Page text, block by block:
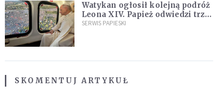
Watykan ogłosił kolejną podróż
Leona XIV. Papież odwiedzi trzy
kraje Ameryki Południowej
SERWIS PAPIESKI
SKOMENTUJ ARTYKUŁ